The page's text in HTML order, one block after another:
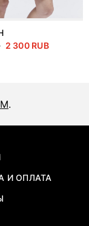
2 300 RUB
.
И ОПЛАТА